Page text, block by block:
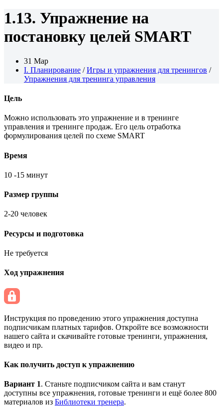
1.13. Упражнение на
постановку целей SMART
31 Мар
I. Планирование /Игры и упражнения для тренингов /
Упражнения для тренинга управления
Цель
Можно использовать это упражнение и в тренинге
управления и тренинге продаж. Его цель отработка
формулирования целей по схеме SMART
Время
10 -15 минут
Размер группы
2-20 человек
Ресурсы и подготовка
Не требуется
Ход упражнения
Инструкция по проведению этого упражнения доступна
подписчикам платных тарифов. Откройте все возможности
нашего сайта и скачивайте готовые тренинги, упражнения,
видео и пр.
Как получить доступ к упражнению
Вариант 1. Станьте подписчиком сайта и вам станут
доступны все упражнения, готовые тренинги и ещё более 800
материалов из Библиотеки тренера.